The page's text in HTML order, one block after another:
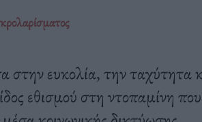
ευκολία, την ταχύτητα
εθισμού στη ντοπαμίνη